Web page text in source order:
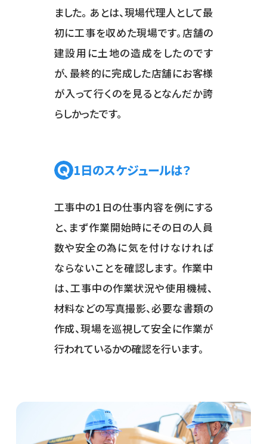
ました。 あとは、現場代理人として最
初に工事を収めた現場です。店舗の
建設用に土地の造成をしたのです
が、最終的に完成した店舗にお客様
が入って行くのを見るとなんだか誇
らしかったです。
1日のスケジュールは？
工事中の1日の仕事内容を例にする
と、まず作業開始時にその日の人員
数や安全の為に気を付けなければ
ならないことを確認します。 作業中
は、工事中の作業状況や使用機械、
材料などの写真撮影、必要な書類の
作成、現場を巡視して安全に作業が
行われているかの確認を行います。